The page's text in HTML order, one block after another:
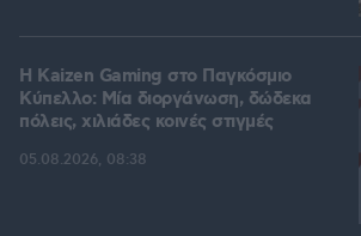
H Kaizen Gaming στο Παγκόσμιο
Kύπελλο: Μία διοργάνωση, δώδεκα
πόλεις, χιλιάδες κοινές στιγμές
05.08.2026, 08:38